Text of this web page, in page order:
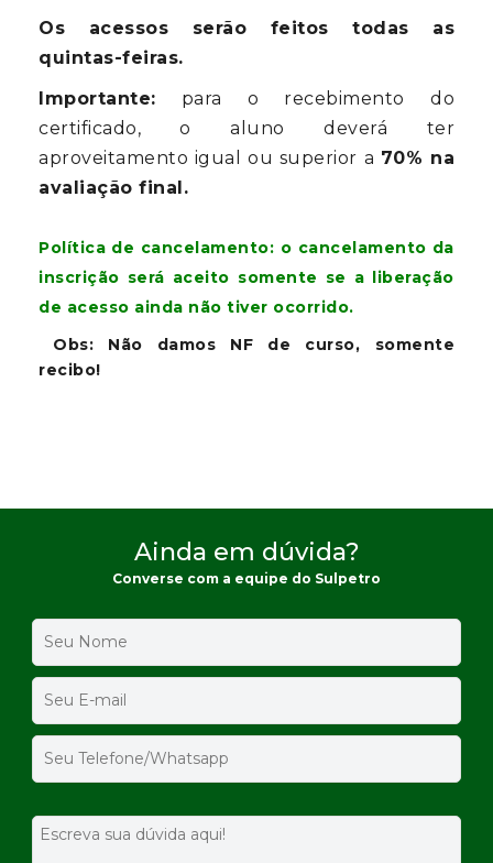
Os acessos serão feitos todas as
quintas-feiras.
Importante: para o recebimento do
certificado, o aluno deverá ter
aproveitamento igual ou superior a 70% na
avaliação final.
Política de cancelamento: o cancelamento da
inscrição será aceito somente se a liberação
de acesso ainda não tiver ocorrido.
Obs: Não damos NF de curso, somente
recibo!
Ainda em dúvida?
Converse com a equipe do Sulpetro